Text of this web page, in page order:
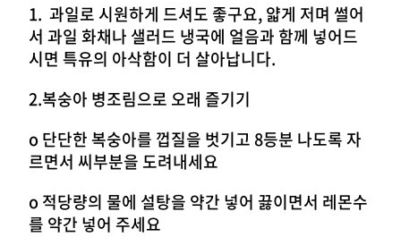
1. 과일로 시원하게 드셔도 좋구요, 얇게 저며 썰어
서 과일 화채나 샐러드 냉국에 얼음과 함께 넣어드
시면 특유의 아삭함이 더 살아납니다.
2.복숭아 병조림으로 오래 즐기기
o 단단한 복숭아를 껍질을 벗기고 8등분 나도록 자
르면서 씨부분을 도려내세요
o 적당량의 물에 설탕을 약간 넣어 끓이면서 레몬수
를 약간 넣어 주세요